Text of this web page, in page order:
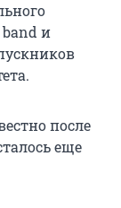
и
после
еще